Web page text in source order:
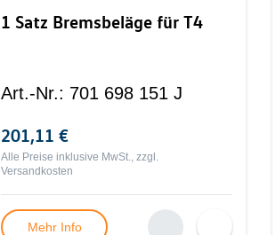
1 Satz Bremsbeläge für T4
Art.-Nr.: 701 698 151 J
201,11 €
Alle Preise inklusive MwSt., zzgl.
Versandkosten
Mehr Info